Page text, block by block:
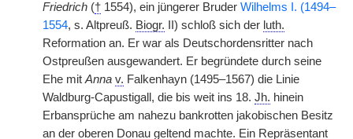
Friedrich († 1554), ein jüngerer Bruder Wilhelms I. (1494–
1554, s. Altpreuß. Biogr. II) schloß sich der luth.
Reformation an. Er war als Deutschordensritter nach
Ostpreußen ausgewandert. Er begründete durch seine
Ehe mit Anna v. Falkenhayn (1495–1567) die Linie
Waldburg-Capustigall, die bis weit ins 18. Jh. hinein
Erbansprüche am nahezu bankrotten jakobischen Besitz
an der oberen Donau geltend machte. Ein Repräsentant